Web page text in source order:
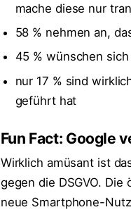
mache diese nur
58 % nehmen an,
45 % wünschen
nur 17 % sind
geführt hat
Fun Fact: Google
Wirklich amüsant ist
gegen die DSGVO.
neue Smartphone-